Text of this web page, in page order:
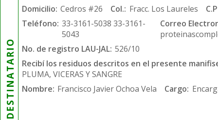
DESTINATARIO
Domicilio: Cedros #26 Col.: Fracc. Los Laureles
Teléfono: 33-3161-5038 33-3161-
5043
Correo
No. de registro LAU-JAL: 526/10
Recibí los residuos descritos en el presente
PLUMA, VICERAS Y SANGRE
Nombre: Francisco Javier Ochoa Vela Cargo: